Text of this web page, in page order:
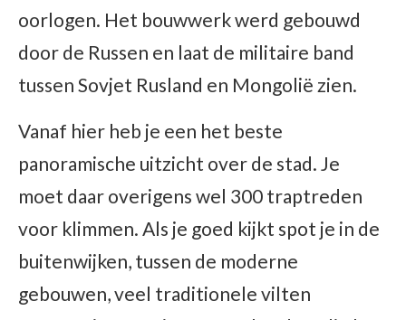
oorlogen. Het bouwwerk werd gebouwd
door de Russen en laat de militaire band
tussen Sovjet Rusland en Mongolië zien.
Vanaf hier heb je een het beste
panoramische uitzicht over de stad. Je
moet daar overigens wel 300 traptreden
voor klimmen. Als je goed kijkt spot je in de
buitenwijken, tussen de moderne
gebouwen, veel traditionele vilten